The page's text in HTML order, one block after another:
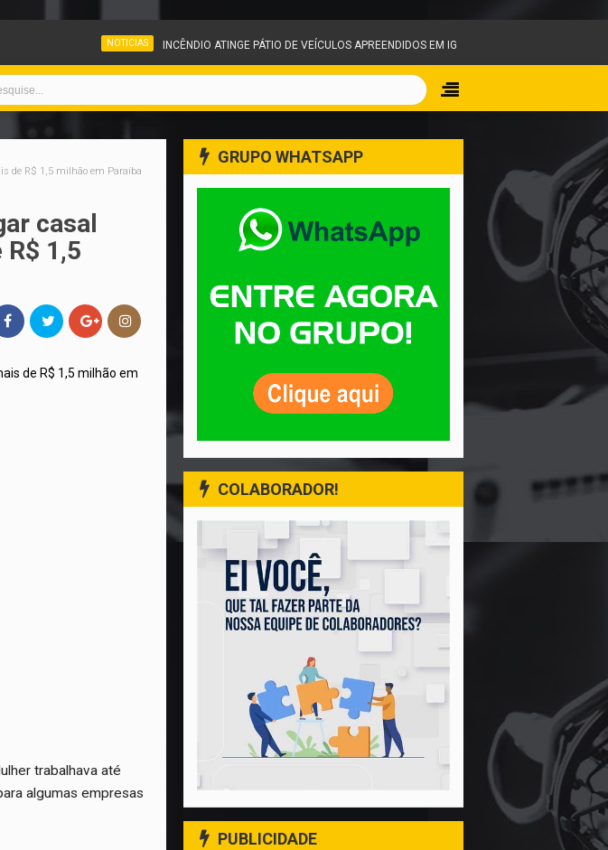
INCÊNDIO ATINGE PÁTIO DE VEÍCULOS APREENDIDOS EM IGARAPÉ E MOBILIZA EQUIPES DO CORPO DE
de R$ 1,5 milhão em Paraíba
casal
1,5
trabalhava até
algumas empresas
GRUPO WHATSAPP
COLABORADOR!
PUBLICIDADE